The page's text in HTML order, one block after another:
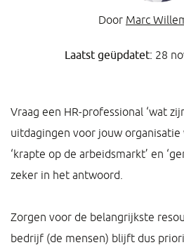
Door Marc
Laatst geüpdatet: 28
Vraag een HR-professional ‘wat
uitdagingen voor jouw organisatie
‘krapte op de arbeidsmarkt’ en
zeker in het antwoord.
Zorgen voor de belangrijkste
bedrijf (de mensen) blijft dus